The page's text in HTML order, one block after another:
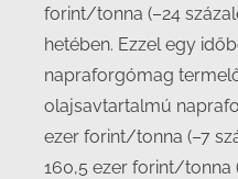
forint/tonna (–24
hetében. Ezzel egy
napraforgómag
olajsavtartalmú
ezer forint/tonna (–7
160,5 ezer forint/tonna